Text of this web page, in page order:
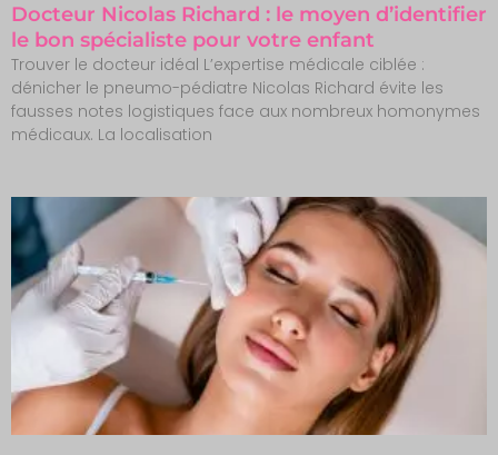
Docteur Nicolas Richard : le moyen d’identifier
le bon spécialiste pour votre enfant
Trouver le docteur idéal L’expertise médicale ciblée :
dénicher le pneumo-pédiatre Nicolas Richard évite les
fausses notes logistiques face aux nombreux homonymes
médicaux. La localisation